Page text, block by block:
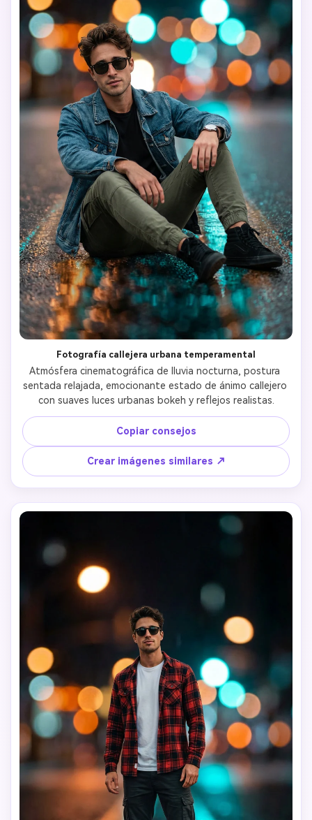
Fotografía callejera urbana temperamental
Atmósfera cinematográfica de lluvia nocturna, postura
sentada relajada, emocionante estado de ánimo callejero
con suaves luces urbanas bokeh y reflejos realistas.
Copiar consejos
Crear imágenes similares ↗
Crea imágenes IA
ilimitadas. 100 %
gratis!
Empieza Gratis→